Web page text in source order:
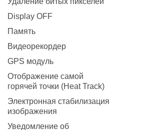
Display OFF
Память
Видеорекордер
GPS модуль
Отображение самой
горячей точки (Heat Track)
Электронная стабилизация
изображения
Уведомление об